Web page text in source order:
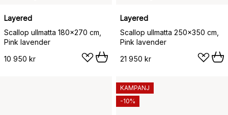
Layered
Scallop ullmatta 180x270 cm,
Pink lavender
10 950 kr
Layered
Scallop ullmatta 250x350 cm,
Pink lavender
21 950 kr
KAMPANJ
-10%